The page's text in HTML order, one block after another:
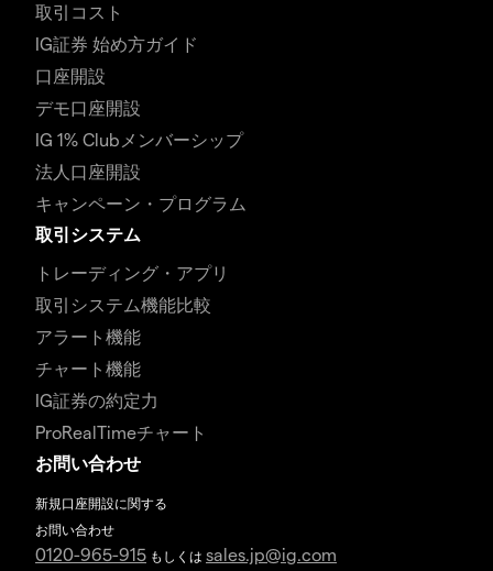
取引コスト
IG証券 始め方ガイド
口座開設
デモ口座開設
IG 1% Clubメンバーシップ
法人口座開設
キャンペーン・プログラム
取引システム
トレーディング・アプリ
取引システム機能比較
アラート機能
チャート機能
IG証券の約定力
ProRealTimeチャート
お問い合わせ
新規口座開設に関する
お問い合わせ
0120-965-915 もしくは sales.jp@ig.com